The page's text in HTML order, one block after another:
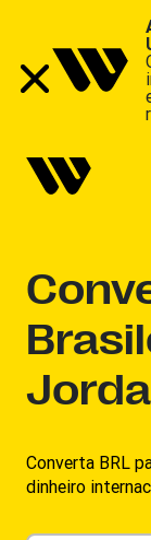
Converta BRL
dinheiro